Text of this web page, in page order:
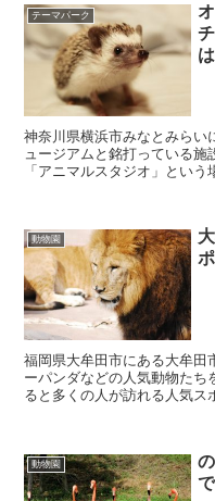
テーマパーク
神奈川県横浜市みなとみらい
ュージアムと銘打っている施
「アニマルスタジオ」という
動物園
福岡県大牟田市にある大牟田
ーパンダなどの人気動物たち
ると多くの人が訪れる人気スポット
動物園